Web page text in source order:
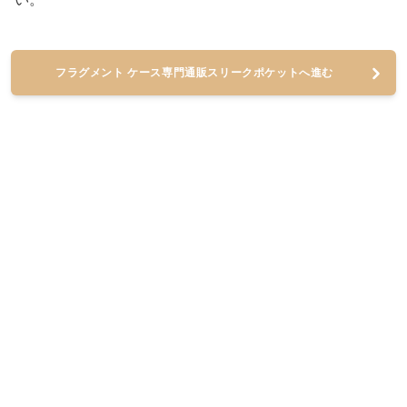
フラグメント ケース専門通販スリークポケットへ進む